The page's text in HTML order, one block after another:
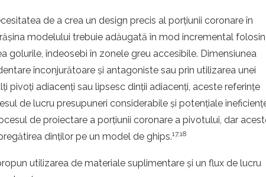
de a crea un design precis al porțiunii coronare în
modelului trebuie adăugată în mod incremental
golurile, îndeosebi în zonele greu accesibile. Dimensiunea
înconjurătoare și antagoniste sau prin utilizarea unei
pivoți adiacenți sau lipsesc dinții adiacenți, aceste referințe
de lucru presupuneri considerabile și potențiale
de proiectare a porțiunii coronare a pivotului, dar
dinților pe un model de ghips.17,18
utilizarea de materiale suplimentare și un flux de lucru